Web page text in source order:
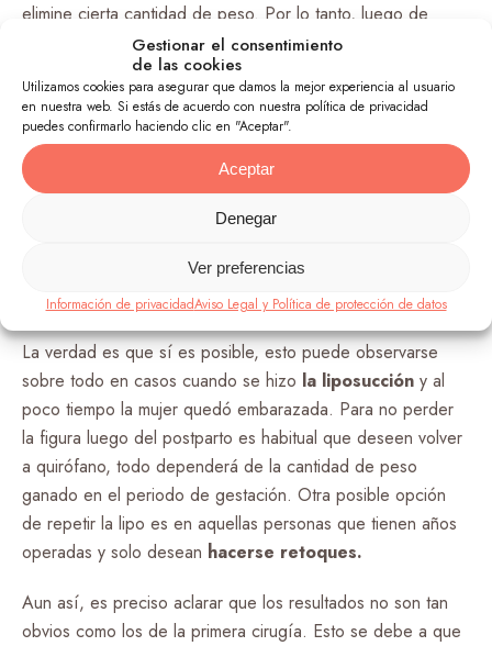
Gestionar el consentimiento
de las cookies
Utilizamos cookies para asegurar que damos la mejor experiencia al usuario
en nuestra web. Si estás de acuerdo con nuestra política de privacidad
puedes confirmarlo haciendo clic en "Aceptar".
Aceptar
Denegar
Ver preferencias
Información de privacidadAviso Legal y Política de protección de datos
elimine cierta cantidad de peso. Por lo tanto, luego de
obtener el resultado, se debe optar por un estilo de vida
Exactamente así sucede con la liposucción, los resultados
es posible que sean los mejores, sin embargo, si no hay
compromiso en mantenerse activo y comiendo sano, es muy
probable que se engordará de nuevo.
¿Es posible entrar a quirófano
varias veces por una liposucción?
La verdad es que sí es posible, esto puede observarse
sobre todo en casos cuando se hizo la liposucción y al
poco tiempo la mujer quedó embarazada. Para no perder
la figura luego del postparto es habitual que deseen volver
a quirófano, todo dependerá de la cantidad de peso
ganado en el periodo de gestación. Otra posible opción
de repetir la lipo es en aquellas personas que tienen años
operadas y solo desean hacerse retoques.
Aun así, es preciso aclarar que los resultados no son tan
obvios como los de la primera cirugía. Esto se debe a que